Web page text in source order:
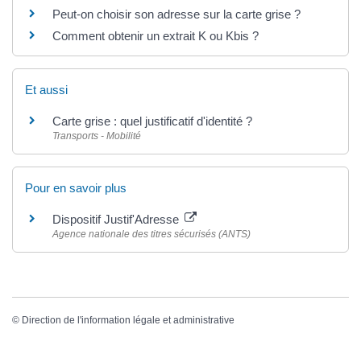
Peut-on choisir son adresse sur la carte grise ?
Comment obtenir un extrait K ou Kbis ?
Et aussi
Carte grise : quel justificatif d'identité ?
Transports - Mobilité
Pour en savoir plus
Dispositif Justif'Adresse
Agence nationale des titres sécurisés (ANTS)
© Direction de l'information légale et administrative